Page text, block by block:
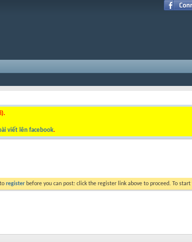
viết lên facebook.
register before you can post: click the register link above to proceed. To